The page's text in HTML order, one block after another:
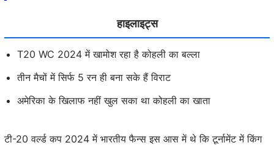
हाइलाइट्स
T20 WC 2024 में खामोश रहा है कोहली का बल्ला
तीन मैचों में सिर्फ 5 रन ही बना सके हैं विराट
अमेरिका के खिलाफ नहीं खुल सका था कोहली का खाता
टी-20 वर्ल्ड कप 2024 में भारतीय फैन्स इस आस में थे कि टूर्नामेंट में किंग